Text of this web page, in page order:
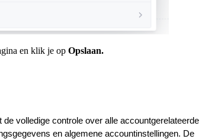
en klik je op Opslaan.
volledige controle over alle accountgerelateerde
en algemene accountinstellingen. De